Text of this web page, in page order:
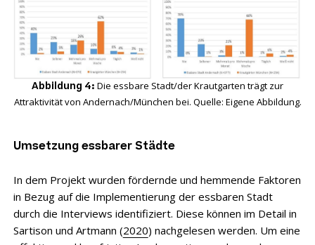
Abbildung 4: Die essbare Stadt/der Krautgarten trägt zur
Attraktivität von Andernach/München bei. Quelle: Eigene Abbildung.
Umsetzung essbarer Städte
In dem Projekt wurden fördernde und hemmende Faktoren
in Bezug auf die Implementierung der essbaren Stadt
durch die Interviews identifiziert. Diese können im Detail in
Sartison und Artmann (2020) nachgelesen werden. Um eine